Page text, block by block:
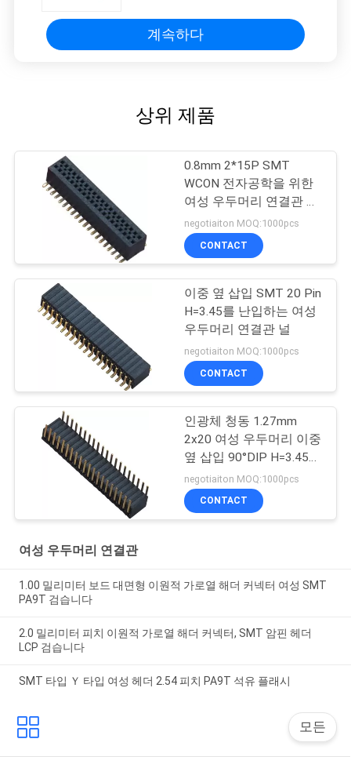
계속하다
상위 제품
0.8mm 2*15P SMT
WCON 전자공학을 위한
여성 우두머리 연결관 금
섬광
negotiaiton MOQ:1000pcs
CONTACT
이중 옆 삽입 SMT 20 Pin
H=3.45를 난입하는 여성
우두머리 연결관 널
negotiaiton MOQ:1000pcs
CONTACT
인광체 청동 1.27mm
2x20 여성 우두머리 이중
옆 삽입 90°DIP H=3.45
ROHS
negotiaiton MOQ:1000pcs
CONTACT
여성 우두머리 연결관
1.00 밀리미터 보드 대면형 이원적 가로열 해더 커넥터 여성 SMT
PA9T 검습니다
2.0 밀리미터 피치 이원적 가로열 해더 커넥터, SMT 암핀 헤더
LCP 검습니다
SMT 타입 Ｙ 타입 여성 헤더 2.54 피치 PA9T 석유 플래시
모든